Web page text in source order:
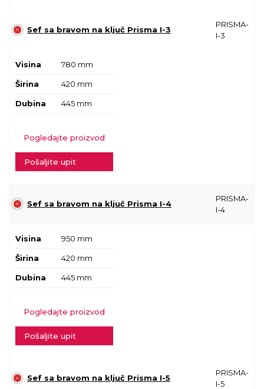
Sef sa bravom na ključ Prisma I-3
PRISMA-
I-3
Visina 780 mm
Širina 420 mm
Dubina 445 mm
Pogledajte proizvod
Pošaljite upit
Sef sa bravom na ključ Prisma I-4
PRISMA-
I-4
Visina 950 mm
Širina 420 mm
Dubina 445 mm
Pogledajte proizvod
Pošaljite upit
Sef sa bravom na ključ Prisma I-5
PRISMA-
I-5